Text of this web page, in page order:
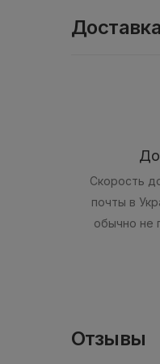
Скорость
почты в
обычно не
Отзывы